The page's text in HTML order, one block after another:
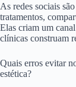
As redes sociais
tratamentos,
Elas criam um
clínicas construam
Quais erros evitar
estética?